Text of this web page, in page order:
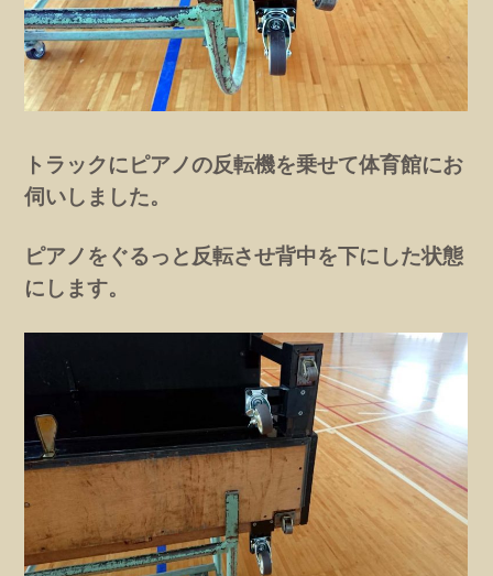
トラックにピアノの反転機を乗せて体育館にお
伺いしました。
ピアノをぐるっと反転させ背中を下にした状態
にします。